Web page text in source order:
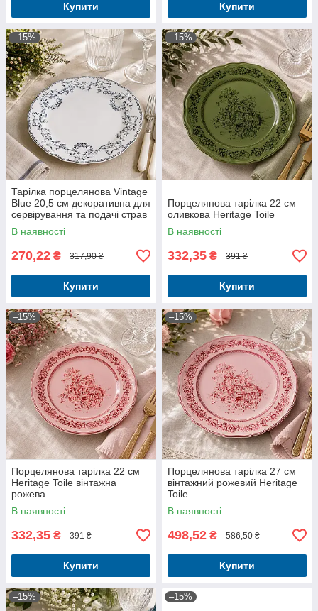
Купити Купити
–15%
Тарілка порцелянова Vintage
Blue 20,5 см декоративна для
сервірування та подачі страв
В наявності
270,22 ₴ 317,90 ₴
Купити
–15%
Порцелянова тарілка 22 см
оливкова Heritage Toile
В наявності
332,35 ₴ 391 ₴
Купити
–15%
Порцелянова тарілка 22 см
Heritage Toile вінтажна
рожева
В наявності
332,35 ₴ 391 ₴
Купити
–15%
Порцелянова тарілка 27 см
вінтажний рожевий Heritage
Toile
В наявності
498,52 ₴ 586,50 ₴
Купити
–15% –15%